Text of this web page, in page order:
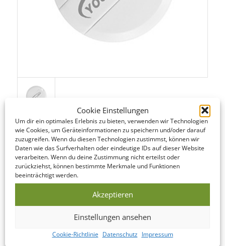
Cookie Einstellungen
Um dir ein optimales Erlebnis zu bieten, verwenden wir Technologien
wie Cookies, um Geräteinformationen zu speichern und/oder darauf
zuzugreifen. Wenn du diesen Technologien zustimmst, können wir
Daten wie das Surfverhalten oder eindeutige IDs auf dieser Website
verarbeiten. Wenn du deine Zustimmung nicht erteilst oder
zurückziehst, können bestimmte Merkmale und Funktionen
beeinträchtigt werden.
Akzeptieren
Einstellungen ansehen
Cookie-Richtlinie Datenschutz Impressum
STANDARD SERVICE
Auch im Standard Service bieten wir kurze Produktionszeiten.
Hier finden Sie eine Übersicht der einzelnen Schritte…
DATENCHECK
Noch am gleichen Werktag werden Ihre
angelieferten Daten überprüft und korrigiert.